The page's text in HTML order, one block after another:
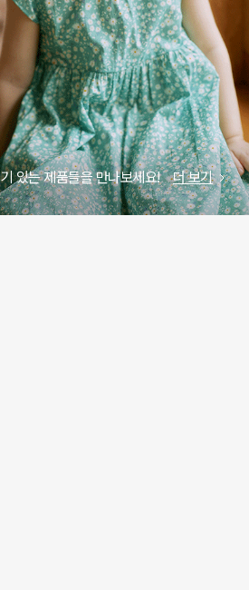
있는 제품들을 만나보세요! 더 보기